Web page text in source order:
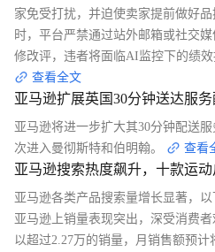
家免受打扰，并迫使卖家提前做好
时，平台严禁通过站外邮箱或社交
修改评，违者将面临AI监控下的绩效
查看全文
亚马逊扩展英国30分钟送达服务
亚马逊将进一步扩大其30分钟配送
次进入曼彻斯特和伯明翰。
查看
亚马逊搜索热度飙升，十款运
亚马逊各类产品搜索量增长显著，
亚马逊上销量表现突出，深受消费
以超过2.27万的销量，月销售额预计